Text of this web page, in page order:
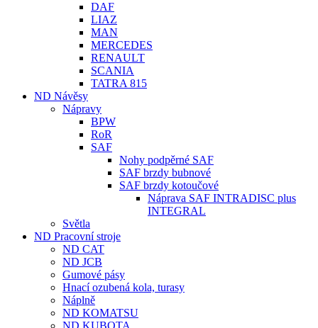
DAF
LIAZ
MAN
MERCEDES
RENAULT
SCANIA
TATRA 815
ND Návěsy
Nápravy
BPW
RoR
SAF
Nohy podpěrné SAF
SAF brzdy bubnové
SAF brzdy kotoučové
Náprava SAF INTRADISC plus
INTEGRAL
Světla
ND Pracovní stroje
ND CAT
ND JCB
Gumové pásy
Hnací ozubená kola, turasy
Náplně
ND KOMATSU
ND KUBOTA